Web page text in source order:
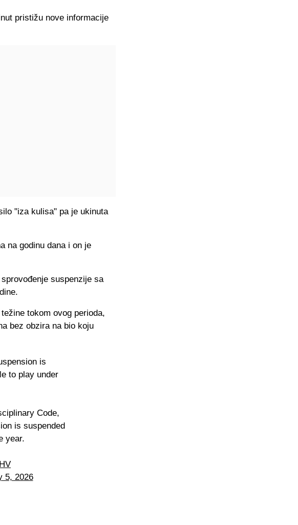
pristižu nove informacije
"iza kulisa" pa je ukinuta
na godinu dana i on je
suspenzije sa
tokom ovog perioda,
bez obzira na bio koju
is
to play under
Code,
is suspended
year.
5, 2026